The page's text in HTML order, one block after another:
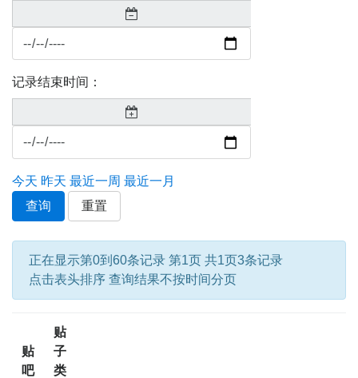
记录结束时间：
今天 昨天 最近一周 最近一月
查询
重置
正在显示第0到60条记录 第1页 共1页3条记录
点击表头排序 查询结果不按时间分页
贴
吧
贴
子
类